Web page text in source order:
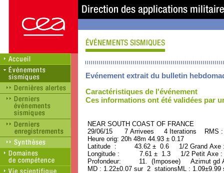
Evénement extrait du bulletin
Caractéristiques de l'événement
Ces informations ont été validées par
NEAR SOUTH COAST OF FRANCE
29/06/15 7 Arrivees 4 Iterations RMS
Heure orig: 20h 48m 44.93 ± 0.17
Latitude : 43.62 ± 0.6 1/2 Grand
Longitude : 7.61 ± 1.3 1/2 Petit Axe
Profondeur: 11. (Imposee) Azimut gd
MD : 1.22±0.07 sur 2 stationsML :